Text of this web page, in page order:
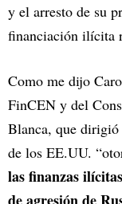
y el arresto de su
financiación ilícita
Como me dijo
FinCEN y del
Blanca, que dirigió
de los EE.UU.
las finanzas